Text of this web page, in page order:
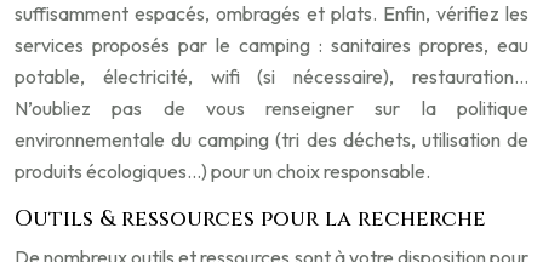
suffisamment espacés, ombragés et plats. Enfin, vérifiez les
services proposés par le camping : sanitaires propres, eau
potable, électricité, wifi (si nécessaire), restauration…
N’oubliez pas de vous renseigner sur la politique
environnementale du camping (tri des déchets, utilisation de
produits écologiques…) pour un choix responsable.
Outils & ressources pour la recherche